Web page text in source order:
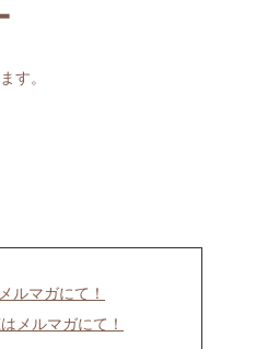
す。
ルマガにて！
メルマガにて！